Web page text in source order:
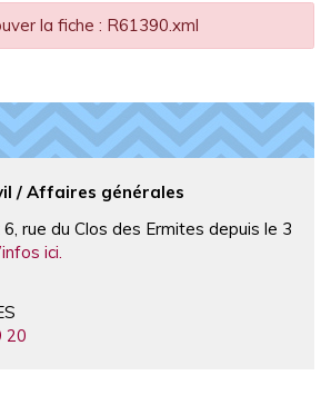
la fiche : R61390.xml
/ Affaires générales
rue du Clos des Ermites depuis le 3
ici.
20